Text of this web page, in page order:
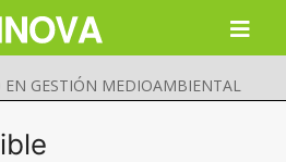
EN GESTIÓN MEDIOAMBIENTAL